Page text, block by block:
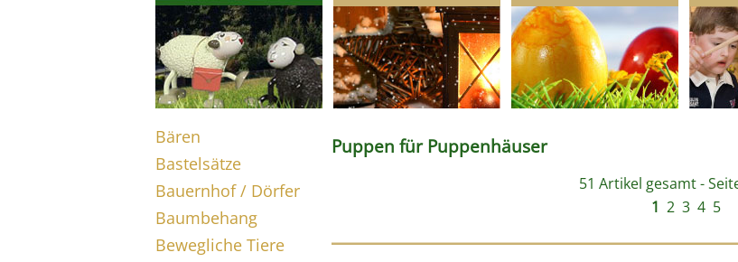
Bären
Bastelsätze
Bauernhof / Dörfer
Baumbehang
Bewegliche Tiere
Puppen für Puppenhäuser
51 Artikel gesamt -
1 2 3 4 5